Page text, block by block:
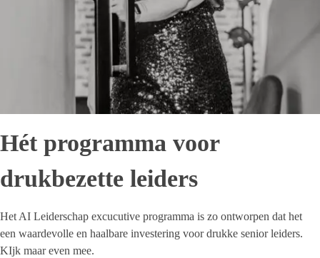
Hét programma voor
drukbezette leiders
Het AI Leiderschap excucutive programma is zo ontworpen dat het
een waardevolle en haalbare investering voor drukke senior leiders.
KIjk maar even mee.